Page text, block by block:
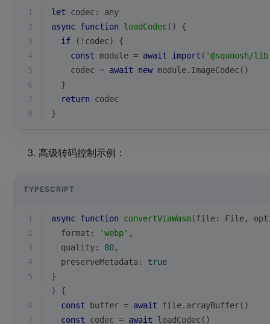
1 let codec: any
2
async function loadCodec( ) {
3
if (!codec) {
4
const module = await import ( '@squoosh/
5
    codec =
await new module.ImageCodec()
6
  }
7
return codec
8
}
高级转码控制示例：
TYPESCRIPT
1 async function convertViaWasm(file: File,
2
  format:
'webp' ,
3
  quality:
80,
4
  preserveMetadata:
true
5
}
) {
6
const buffer = await file.arrayBuffer()
7
const codec = await loadCodec()